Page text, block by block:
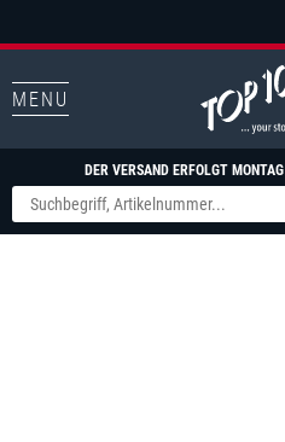
MENU
DER VERSAND ERFOLGT MONTAG